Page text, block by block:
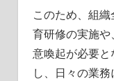
このため、組
育研修の実施
意喚起が必要
し、日々の業